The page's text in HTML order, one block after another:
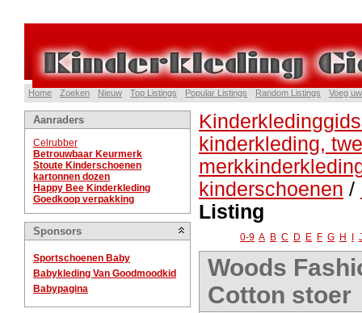
Home Zoeken Nieuw Top Listings Popular Listings Random Listings Voeg
Aanraders
Celrubber
Betrouwbaar Keurmerk
Stoute Kinderschoenen
kartonnen dozen
Happy Bee Kinderkleding
Goedkoop verpakking
Sponsors
Sportschoenen Baby
Babykleding Van Goodmoodkid
Babypagina
kinderkleding,
kinderschoenen /
Listing
0-9 A B C D E F G H
Woods
Cotton stoer